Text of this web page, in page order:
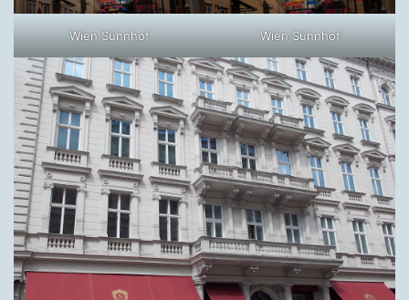
Wien Sünnhof Wien Sünnhof